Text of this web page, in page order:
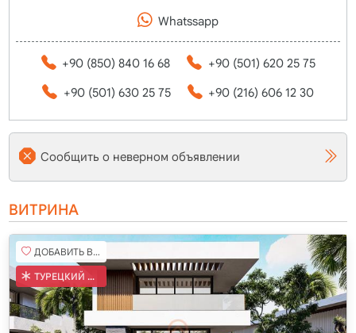
Whatssapp
+90 (850) 840 16 68 +90 (501) 620 25 75
+90 (501) 630 25 75 +90 (216) 606 12 30
Сообщить о неверном объявлении
ВИТРИНА
ДОБАВИТЬ В ИЗБРАННОЕ
ТУРЕЦКИЙ КОБ